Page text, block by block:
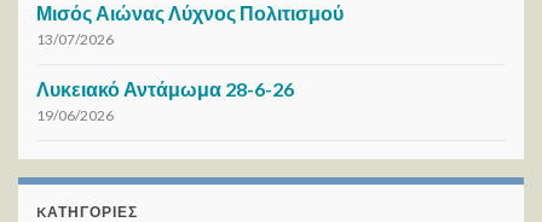
Μισός Αιώνας Λύχνος Πολιτισμού
13/07/2026
Λυκειακό Αντάμωμα 28-6-26
19/06/2026
KΑΤΗΓΟΡΊΕΣ